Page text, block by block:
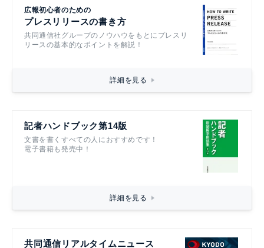
広報初心者のための
プレスリリースの書き方
共同通信社グループのノウハウをもとにプレスリ
リースの基本的なポイントを解説！
詳細を見る
記者ハンドブック第14版
文書を書くすべての人におすすめです！
電子書籍も発売中！
詳細を見る
共同通信リアルタイムニュース